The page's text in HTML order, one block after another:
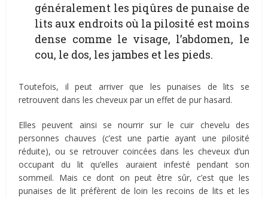
généralement les piqûres de punaise de
lits aux endroits où la pilosité est moins
dense comme le visage, l’abdomen, le
cou, le dos, les jambes et les pieds.
Toutefois, il peut arriver que les punaises de lits se
retrouvent dans les cheveux par un effet de pur hasard.
Elles peuvent ainsi se nourrir sur le cuir chevelu des
personnes chauves (c’est une partie ayant une pilosité
réduite), ou se retrouver coincées dans les cheveux d’un
occupant du lit qu’elles auraient infesté pendant son
sommeil. Mais ce dont on peut être sûr, c’est que les
punaises de lit préfèrent de loin les recoins de lits et les